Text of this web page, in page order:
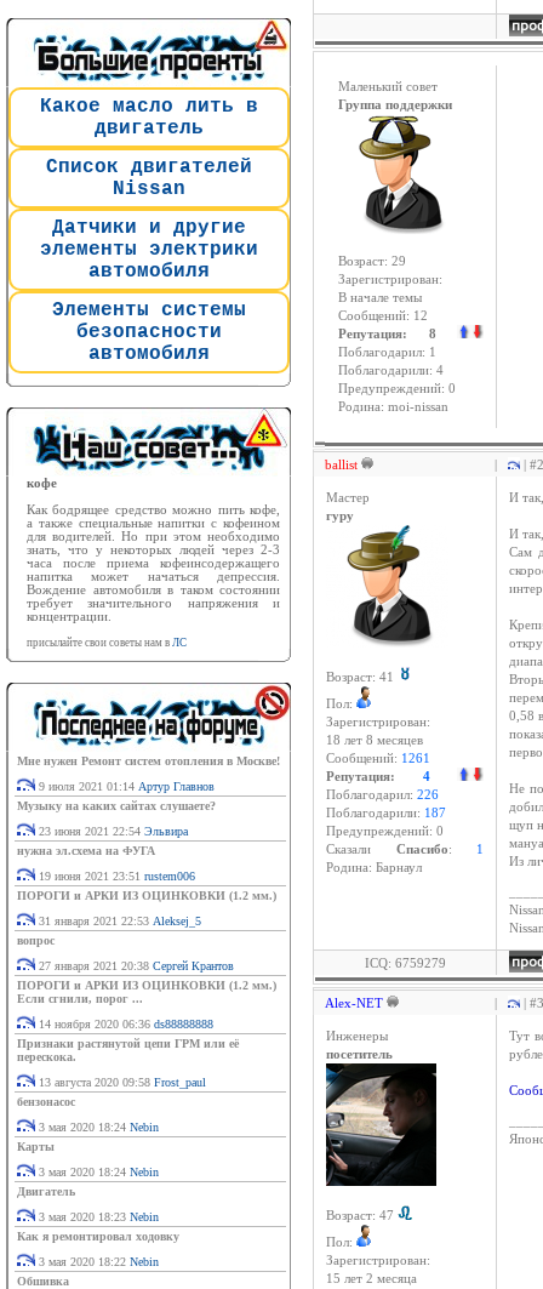
Какое масло лить в
двигатель
Список двигателей
Nissan
Датчики и другие
элементы электрики
автомобиля
Элементы системы
безопасности
автомобиля
кофе
Как бодрящее средство можно пить кофе,
а также специальные напитки с кофеином
для водителей. Но при этом необходимо
знать, что у некоторых людей через 2-3
часа после приема кофеинсодержащего
напитка может начаться депрессия.
Вождение автомобиля в таком состоянии
требует значительного напряжения и
концентрации.
присылайте свои советы нам в ЛС
Мне нужен Ремонт систем отопления в Москве!
9 июля 2021 01:14 Артур Главнов
Музыку на каких сайтах слушаете?
23 июня 2021 22:54 Эльвира
нужна эл.схема на ФУГА
19 июня 2021 23:51 rustem006
ПОРОГИ и АРКИ ИЗ ОЦИНКОВКИ (1.2 мм.)
31 января 2021 22:53 Aleksej_5
вопрос
27 января 2021 20:38 Сергей Крантов
ПОРОГИ и АРКИ ИЗ ОЦИНКОВКИ (1.2 мм.)
Если сгнили, порог ...
14 ноября 2020 06:36 ds88888888
Признаки растянутой цепи ГРМ или её
перескока.
13 августа 2020 09:58 Frost_paul
бензонасос
3 мая 2020 18:24 Nebin
Карты
3 мая 2020 18:24 Nebin
Двигатель
3 мая 2020 18:23 Nebin
Как я ремонтировал ходовку
3 мая 2020 18:22 Nebin
Обшивка
Маленький совет
Группа поддержки
Возраст: 29
Зарегистрирован:
В начале темы
Сообщений: 12
Репутация: 8
Поблагодарил: 1
Поблагодарили: 4
Предупреждений: 0
Родина: moi-nissan
ballist | |
Мастер
гуру
Возраст: 41
Пол:
Зарегистрирован:
18 лет 8 месяцев
Сообщений: 1261
Репутация: 4
Поблагодарил: 226
Поблагодарили: 187
Предупреждений: 0
Cказали Спасибо: 1
Родина: Барнаул
И
И
Сам
0,58
Не
щуп
Из
ICQ: 6759279
Alex-NET | |
Инженеры
посетитель
Возраст: 47
Пол:
Зарегистрирован:
15 лет 2 месяцa
Тут